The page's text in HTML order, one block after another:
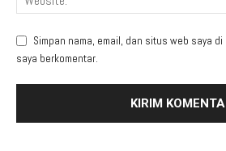
Simpan nama, email, dan situs web saya
saya berkomentar.